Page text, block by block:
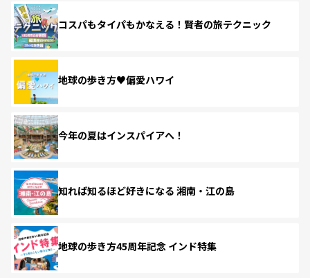
コスパもタイパもかなえる！賢者の旅テクニック
地球の歩き方♥偏愛ハワイ
今年の夏はインスパイアへ！
知れば知るほど好きになる 湘南・江の島
地球の歩き方45周年記念 インド特集